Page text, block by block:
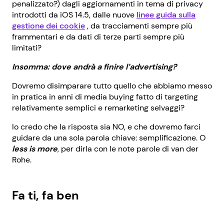
penalizzato?) dagli aggiornamenti in tema di privacy
introdotti da iOS 14.5, dalle nuove linee guida sulla
gestione dei cookie, da tracciamenti sempre più
frammentari e da dati di terze parti sempre più
limitati?
Insomma: dove andrà a finire l’advertising?
Dovremo disimparare tutto quello che abbiamo messo
in pratica in anni di media buying fatto di targeting
relativamente semplici e remarketing selvaggi?
Io credo che la risposta sia NO, e che dovremo farci
guidare da una sola parola chiave: semplificazione. O
less is more, per dirla con le note parole di van der
Rohe.
Fa ti, fa ben